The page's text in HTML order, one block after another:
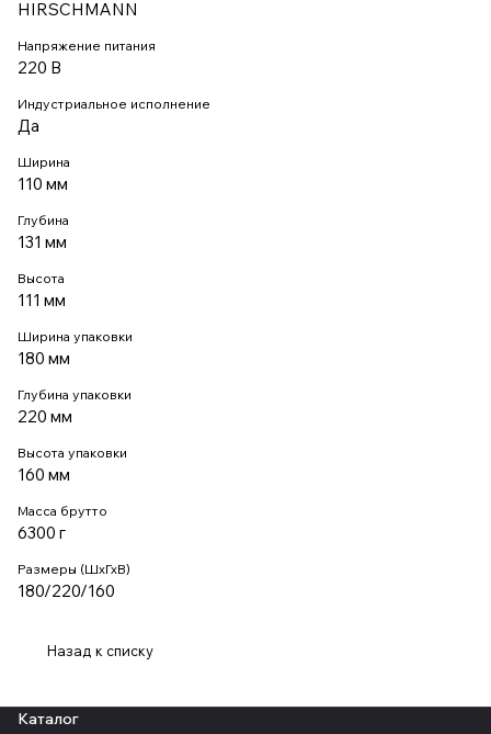
HIRSCHMANN
Напряжение питания
220 В
Индустриальное исполнение
Да
Ширина
110 мм
Глубина
131 мм
Высота
111 мм
Ширина упаковки
180 мм
Глубина упаковки
220 мм
Высота упаковки
160 мм
Масса брутто
6300 г
Размеры (ШхГхВ)
180/220/160
Назад к списку
Каталог